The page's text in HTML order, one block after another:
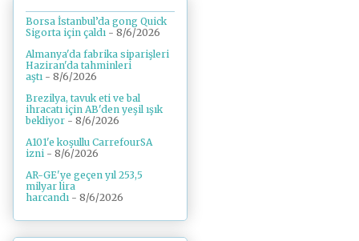
Borsa İstanbul’da gong Quick
Sigorta için çaldı - 8/6/2026
Almanya'da fabrika siparişleri
Haziran'da tahminleri
aştı - 8/6/2026
Brezilya, tavuk eti ve bal
ihracatı için AB'den yeşil ışık
bekliyor - 8/6/2026
A101'e koşullu CarrefourSA
izni - 8/6/2026
AR-GE'ye geçen yıl 253,5
milyar lira
harcandı - 8/6/2026